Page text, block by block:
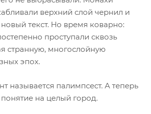
верхний слой чернил и
текст. Но время коварно:
проступали сквозь
странную, многослойную
эпох.
называется палимпсест. А теперь
на целый город.